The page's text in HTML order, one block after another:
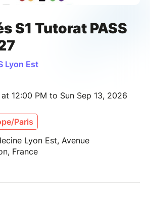
S1 Tutorat PASS
Lyon Est
12:00 PM to Sun Sep 13, 2026
Paris
Lyon Est, Avenue
France